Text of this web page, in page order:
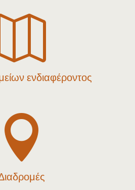

ενδιαφέροντος
